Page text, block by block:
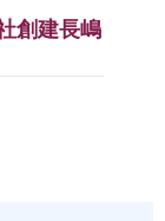
創建長嶋